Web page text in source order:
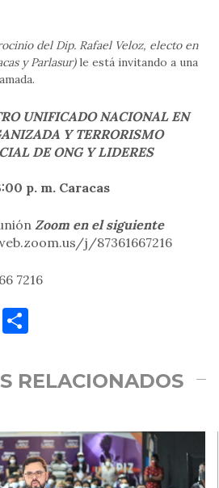
del Dip. Rafael Veloz, electo en
y Parlasur)le está invitando a una
UNIFICADO NACIONAL EN
Y TERRORISMO
DE ONG Y LIDERES
p. m. Caracas
Zoom en el siguiente
j/87361667216
7216
Email
RELACIONADOS